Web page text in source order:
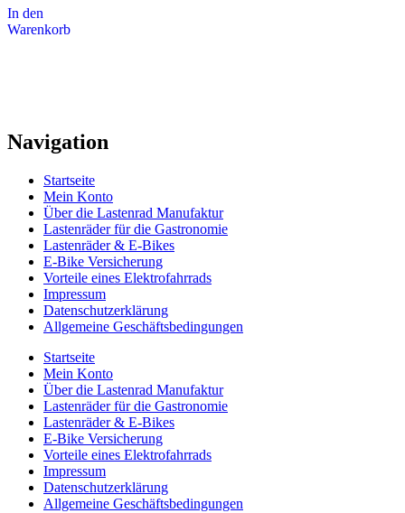
In den
Warenkorb
Navigation
Startseite
Mein Konto
Über die Lastenrad Manufaktur
Lastenräder für die Gastronomie
Lastenräder & E-Bikes
E-Bike Versicherung
Vorteile eines Elektrofahrrads
Impressum
Datenschutzerklärung
Allgemeine Geschäftsbedingungen
Startseite
Mein Konto
Über die Lastenrad Manufaktur
Lastenräder für die Gastronomie
Lastenräder & E-Bikes
E-Bike Versicherung
Vorteile eines Elektrofahrrads
Impressum
Datenschutzerklärung
Allgemeine Geschäftsbedingungen